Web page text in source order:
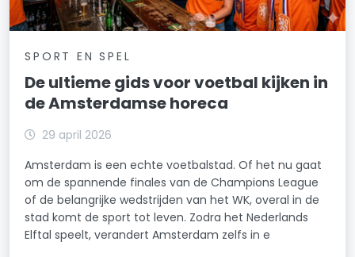
SPORT EN SPEL
De ultieme gids voor voetbal kijken in
de Amsterdamse horeca
29 april 2026
Amsterdam is een echte voetbalstad. Of het nu gaat
om de spannende finales van de Champions League
of de belangrijke wedstrijden van het WK, overal in de
stad komt de sport tot leven. Zodra het Nederlands
Elftal speelt, verandert Amsterdam zelfs in e